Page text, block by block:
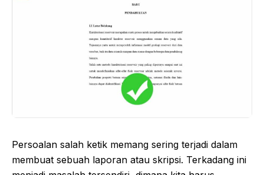
Persoalan salah ketik memang sering terjadi dalam
membuat sebuah laporan atau skripsi. Terkadang ini